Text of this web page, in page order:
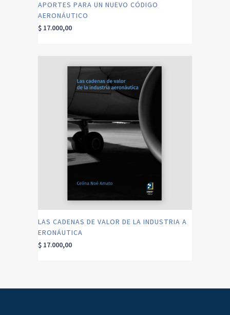
APORTES PARA UN NUEVO CÓDIGO
AERONÁUTICO
$ 17.000,00
LAS CADENAS DE VALOR DE LA INDUSTRIA A
ERONÁUTICA
$ 17.000,00